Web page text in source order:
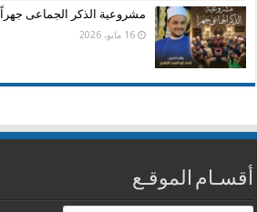
مشروعية الذكر الجماعى جهراً
16 مايو، 2026
أقسـام الموقـع